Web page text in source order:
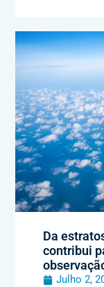
Da
contribui
Julho 2,